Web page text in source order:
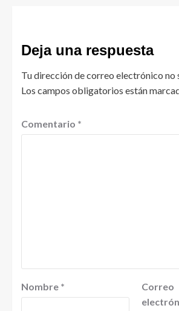
Deja una respuesta
Tu dirección de correo electrónico no
Los campos obligatorios están
Comentario *
Nombre *
Correo